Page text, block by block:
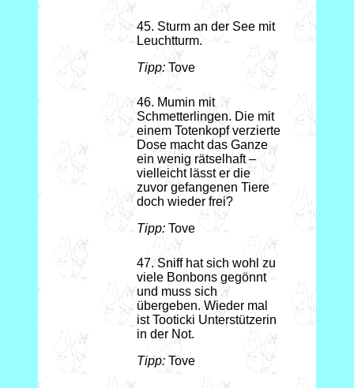
45. Sturm an der See mit
Leuchtturm.
Tipp:Tove
46. Mumin mit
Schmetterlingen. Die mit
einem Totenkopf verzierte
Dose macht das Ganze
ein wenig rätselhaft –
vielleicht lässt er die
zuvor gefangenen Tiere
doch wieder frei?
Tipp:Tove
47. Sniff hat sich wohl zu
viele Bonbons gegönnt
und muss sich
übergeben. Wieder mal
ist Tooticki Unterstützerin
in der Not.
Tipp:Tove